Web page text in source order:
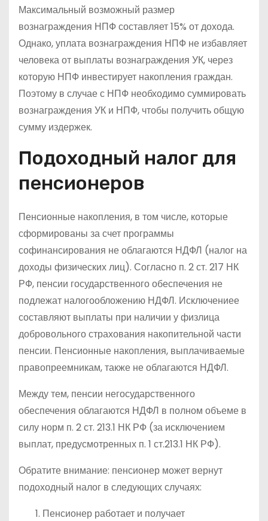
Максимальный возможный размер
вознаграждения НПФ составляет 15% от дохода.
Однако, уплата вознаграждения НПФ не избавляет
человека от выплаты вознаграждения УК, через
которую НПФ инвестирует накопления граждан.
Поэтому в случае с НПФ необходимо суммировать
вознаграждения УК и НПФ, чтобы получить общую
сумму издержек.
Подоходный налог для
пенсионеров
Пенсионные накопления, в том числе, которые
сформированы за счет программы
софинансирования не облагаются НДФЛ (налог на
доходы физических лиц). Согласно п. 2 ст. 217 НК
РФ, пенсии государственного обеспечения не
подлежат налогообложению НДФЛ. Исключениее
составляют выплаты при наличии у физлица
добровольного страхования накопительной части
пенсии. Пенсионные накопления, выплачиваемые
правопреемникам, также не облагаются НДФЛ.
Между тем, пенсии негосударственного
обеспечения облагаются НДФЛ в полном объеме в
силу норм п. 2 ст. 213.1 НК РФ (за исключением
выплат, предусмотренных п. 1 ст.213.1 НК РФ).
Обратите внимание: пенсионер может вернут
подоходный налог в следующих случаях:
Пенсионер работает и получает